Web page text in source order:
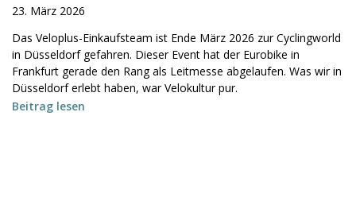
23. März 2026
Das Veloplus-Einkaufsteam ist Ende März 2026 zur Cyclingworld
in Düsseldorf gefahren. Dieser Event hat der Eurobike in
Frankfurt gerade den Rang als Leitmesse abgelaufen. Was wir in
Düsseldorf erlebt haben, war Velokultur pur.
Beitrag lesen